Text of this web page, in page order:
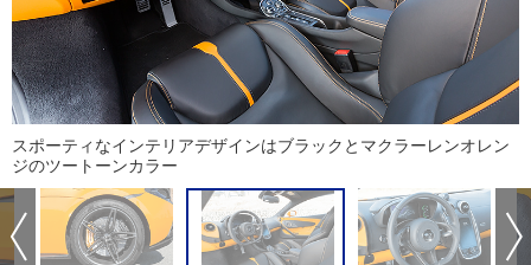
スポーティなインテリアデザインはブラックとマクラーレンオレン
ジのツートーンカラー